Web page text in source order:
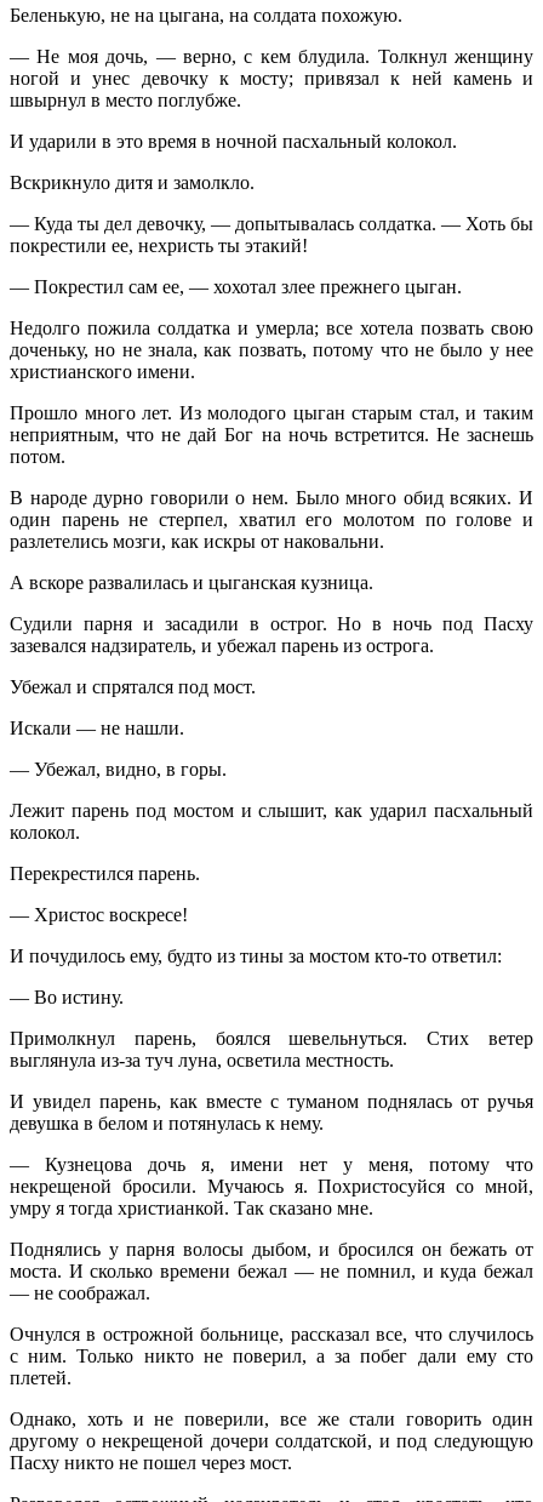
Беленькую, не на цыгана, на солдата похожую.
— Не моя дочь, — верно, с кем блудила. Толкнул женщину
ногой и унес девочку к мосту; привязал к ней камень и
швырнул в место поглубже.
И ударили в это время в ночной пасхальный колокол.
Вскрикнуло дитя и замолкло.
— Куда ты дел девочку, — допытывалась солдатка. — Хоть бы
покрестили ее, нехристь ты этакий!
— Покрестил сам ее, — хохотал злее прежнего цыган.
Недолго пожила солдатка и умерла; все хотела позвать свою
доченьку, но не знала, как позвать, потому что не было у нее
христианского имени.
Прошло много лет. Из молодого цыган старым стал, и таким
неприятным, что не дай Бог на ночь встретится. Не заснешь
потом.
В народе дурно говорили о нем. Было много обид всяких. И
один парень не стерпел, хватил его молотом по голове и
разлетелись мозги, как искры от наковальни.
А вскоре развалилась и цыганская кузница.
Судили парня и засадили в острог. Но в ночь под Пасху
зазевался надзиратель, и убежал парень из острога.
Убежал и спрятался под мост.
Искали — не нашли.
— Убежал, видно, в горы.
Лежит парень под мостом и слышит, как ударил пасхальный
колокол.
Перекрестился парень.
— Христос воскресе!
И почудилось ему, будто из тины за мостом кто-то ответил:
— Во истину.
Примолкнул парень, боялся шевельнуться. Стих ветер
выглянула из-за туч луна, осветила местность.
И увидел парень, как вместе с туманом поднялась от ручья
девушка в белом и потянулась к нему.
— Кузнецова дочь я, имени нет у меня, потому что
некрещеной бросили. Мучаюсь я. Похристосуйся со мной,
умру я тогда христианкой. Так сказано мне.
Поднялись у парня волосы дыбом, и бросился он бежать от
моста. И сколько времени бежал — не помнил, и куда бежал
— не соображал.
Очнулся в острожной больнице, рассказал все, что случилось
с ним. Только никто не поверил, а за побег дали ему сто
плетей.
Однако, хоть и не поверили, все же стали говорить один
другому о некрещеной дочери солдатской, и под следующую
Пасху никто не пошел через мост.